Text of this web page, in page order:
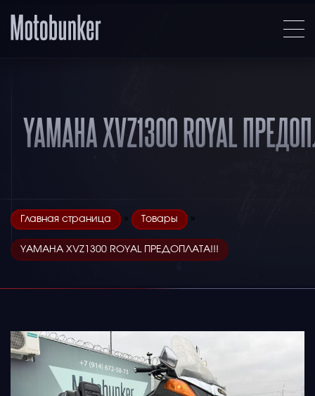
YAMAHA XVZ1300 ROYAL
Главная страница » Товары »
YAMAHA XVZ1300 ROYAL ПРЕДОПЛАТА!!!